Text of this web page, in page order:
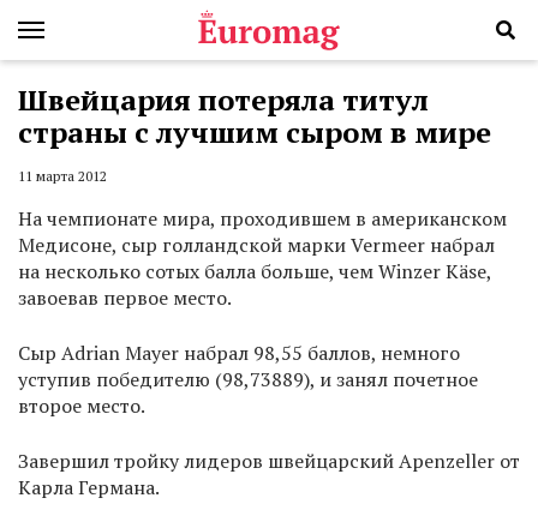
Швейцария потеряла титул
страны с лучшим сыром в мире
11 марта 2012
На чемпионате мира, проходившем в американском
Медисоне, сыр голландской марки Vermeer набрал
на несколько сотых балла больше, чем Winzer Käse,
завоевав первое место.
Сыр Adrian Mayer набрал 98,55 баллов, немного
уступив победителю (98,73889), и занял почетное
второе место.
Завершил тройку лидеров швейцарский Apenzeller от
Карла Германа.